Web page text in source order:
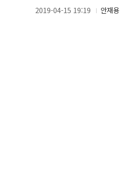
2019-04-15 19:19 안재용